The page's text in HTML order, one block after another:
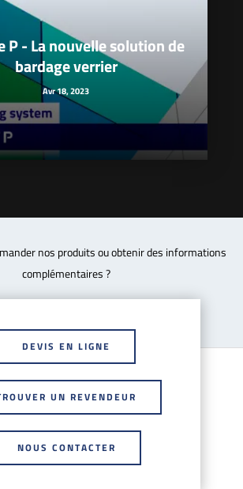
P - La nouvelle solution de
bardage verrier
Avr 18, 2023
nos produits ou obtenir des informations
complémentaires ?
DEVIS EN LIGNE
UN REVENDEUR
NOUS CONTACTER